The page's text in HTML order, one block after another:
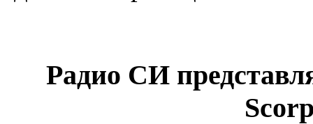
Радио СИ